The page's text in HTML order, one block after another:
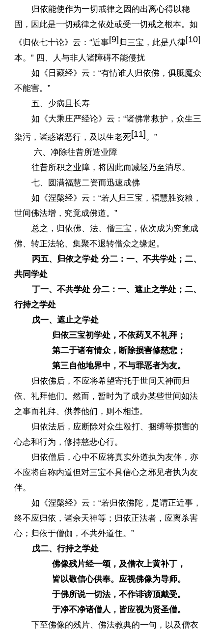
归依能使作为一切戒律之因的出离心得以稳
固，因此是一切戒律之依处或受一切戒之根本。如
《归依七十论》云：“近事[9]归三宝，此是八律[10]
本。” 四、人与非人诸障碍不能侵扰
如《日藏经》云：“有情谁人归依佛，俱胝魔众
不能害。”
五、少病且长寿
如《大乘庄严经论》云：“诸佛常救护，众生三
染污，诸惑诸恶行，及以生老死[11]。”
六、净除往昔所造业障
往昔所积之业障，将因此而减轻乃至消尽。
七、圆满福慧二资而迅速成佛
如《涅槃经》云：“若人归三宝，福慧胜资粮，
世间佛法增，究竟成佛道。”
总之，归依佛、法、僧三宝，依次成为究竟成
佛、转正法轮、集聚不退转僧众之缘起。
丙五、归依之学处 分二：一、不共学处；二、
共同学处
丁一、不共学处 分二：一、遮止之学处；二、
行持之学处
戊一、遮止之学处
归依三宝初学处，不依药叉不礼拜；
第二于诸有情众，断除损害修慈悲；
第三自他地界中，不与罪恶者为友。
归依佛后，不应将希望寄托于世间天神而归
依、礼拜他们。然而，暂时为了成办某些世间如法
之事而礼拜、供养他们，则不相违。
归依法后，应断除对众生殴打、捆缚等损害的
心态和行为，修持慈悲心行。
归依僧后，心中不应将真实外道执为友伴，亦
不应将自称内道但对三宝不具信心之邪见者执为友
伴。
如《涅槃经》云：“若归依佛陀，是谓正近事，
终不应归依，诸余天神等；归依正法者，应离杀害
心；归依于僧伽，不共外道住。”
戊二、行持之学处
佛像残片经一颂，及僧衣上黄补丁，
皆以敬信心供奉。应视佛像为导师。
于佛所说一切法，不作诽谤顶戴受。
于净不净诸僧人，皆应视为贤圣僧。
下至佛像的残片、佛法教典的一句，以及僧衣